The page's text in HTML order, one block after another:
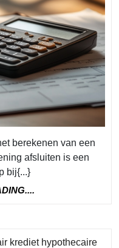
berekenen van een
afsluiten is een
bij{...}
krediet hypothecaire